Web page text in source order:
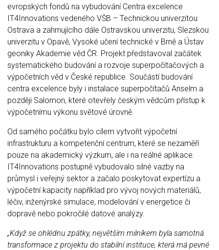
evropských fondů na vybudování Centra excelence
IT4Innovations vedeného VŠB – Technickou univerzitou
Ostrava a zahrnujícího dále Ostravskou univerzitu, Slezskou
univerzitu v Opavě, Vysoké učení technické v Brně a Ústav
geoniky Akademie věd ČR. Projekt představoval začátek
systematického budování a rozvoje superpočítačových a
výpočetních věd v České republice. Součástí budování
centra excelence byly i instalace superpočítačů Anselm a
později Salomon, které otevřely českým vědcům přístup k
výpočetnímu výkonu světové úrovně.
Od samého počátku bylo cílem vytvořit výpočetní
infrastrukturu a kompetenční centrum, které se nezaměří
pouze na akademický výzkum, ale i na reálné aplikace.
IT4Innovations postupně vybudovalo silné vazby na
průmysl i veřejný sektor a začalo poskytovat expertízu a
výpočetní kapacity například pro vývoj nových materiálů,
léčiv, inženýrské simulace, modelování v energetice či
dopravě nebo pokročilé datové analýzy.
„Když se ohlédnu zpátky, největším milníkem byla samotná
transformace z projektu do stabilní instituce, která má pevné